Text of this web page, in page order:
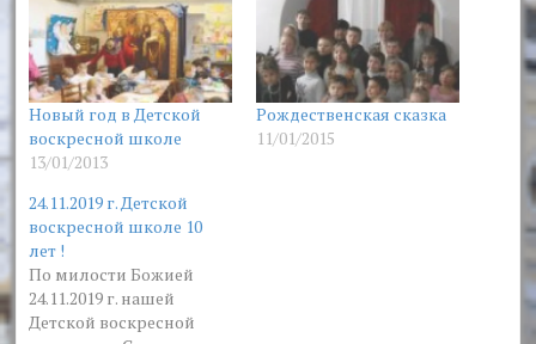
Новый год в Детской
воскресной школе
13/01/2013
Рождественская сказка
11/01/2015
24.11.2019 г. Детской
воскресной школе 10
лет !
По милости Божией
24.11.2019 г. нашей
Детской воскресной